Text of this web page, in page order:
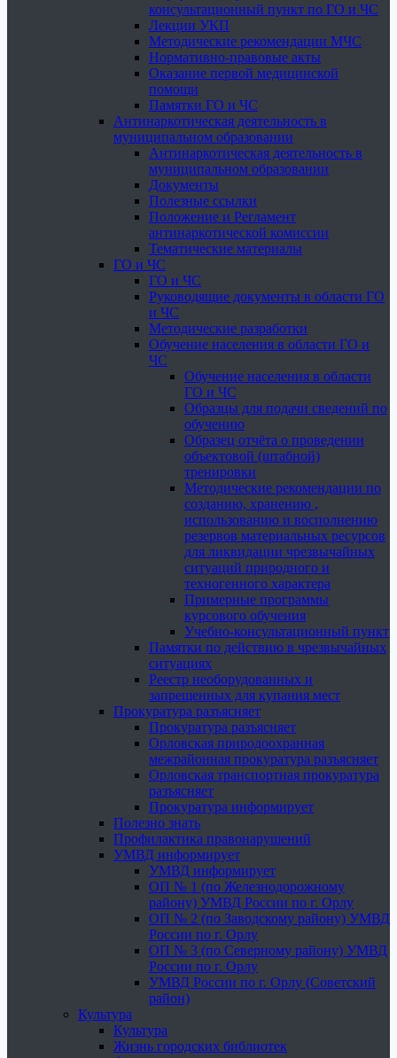
консультационный пункт по ГО и ЧС
Лекции УКП
Методические рекомендации МЧС
Нормативно-правовые акты
Оказание первой медицинской
помощи
Памятки ГО и ЧС
Антинаркотическая деятельность в
муниципальном образовании
Антинаркотическая деятельность в
муниципальном образовании
Документы
Полезные ссылки
Положение и Регламент
антинаркотической комиссии
Тематические материалы
ГО и ЧС
ГО и ЧС
Руководящие документы в области ГО
и ЧС
Методические разработки
Обучение населения в области ГО и
ЧС
Обучение населения в области
ГО и ЧС
Образцы для подачи сведений по
обучению
Образец отчёта о проведении
объектовой (штабной)
тренировки
Методические рекомендации по
созданию, хранению ,
использованию и восполнению
резервов материальных ресурсов
для ликвидации чрезвычайных
ситуаций природного и
техногенного характера
Примерные программы
курсового обучения
Учебно-консультационный пункт
Памятки по действию в чрезвычайных
ситуациях
Реестр необорудованных и
запрещенных для купания мест
Прокуратура разъясняет
Прокуратура разъясняет
Орловская природоохранная
межрайонная прокуратура разъясняет
Орловская транспортная прокуратура
разъясняет
Прокуратура информирует
Полезно знать
Профилактика правонарушений
УМВД информирует
УМВД информирует
ОП № 1 (по Железнодорожному
району) УМВД России по г. Орлу
ОП № 2 (по Заводскому району) УМВД
России по г. Орлу
ОП № 3 (по Северному району) УМВД
России по г. Орлу
УМВД России по г. Орлу (Советский
район)
Культура
Культура
Жизнь городских библиотек